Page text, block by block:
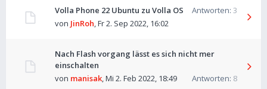
Volla Phone 22 Ubuntu zu Volla OS Antworten: 3
von JinRoh,Fr 2. Sep 2022, 16:02
Nach Flash vorgang lässt es sich nicht mer
einschalten
Antworten: 8
von manisak,Mi 2. Feb 2022, 18:49